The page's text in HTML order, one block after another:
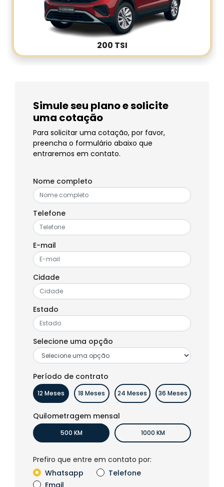
200 TSI
Simule seu plano e solicite
uma cotação
Para solicitar uma cotação, por favor,
preencha o formulário abaixo que
entraremos em contato.
Nome completo
Telefone
E-mail
Cidade
Estado
Selecione uma opção
Período de contrato
12 Meses 18 Meses 24 Meses 36 Meses
Quilometragem mensal
500 KM 1000 KM
Prefiro que entre em contato por:
Whatsapp
Telefone
Email